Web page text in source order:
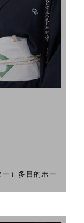
）多目的ホー